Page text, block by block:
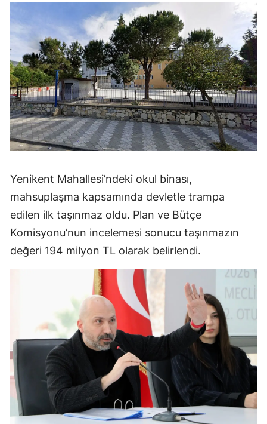
Yenikent Mahallesi’ndeki okul binası,
mahsuplaşma kapsamında devletle trampa
edilen ilk taşınmaz oldu. Plan ve Bütçe
Komisyonu’nun incelemesi sonucu taşınmazın
değeri 194 milyon TL olarak belirlendi.